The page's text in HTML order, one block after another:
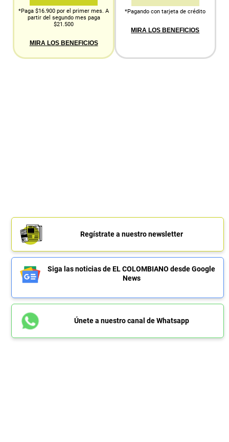
*Paga $16.900 por el primer mes. A
partir del segundo mes paga
$21.500
MIRA LOS BENEFICIOS
*Pagando con tarjeta de crédito
MIRA LOS BENEFICIOS
Regístrate a nuestro newsletter
Siga las noticias de EL COLOMBIANO desde Google
News
Únete a nuestro canal de Whatsapp